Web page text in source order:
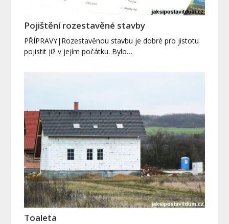
Pojištění rozestavěné stavby
PŘÍPRAVY|Rozestavěnou stavbu je dobré pro jistotu
pojistit již v jejím počátku. Bylo…
Toaleta